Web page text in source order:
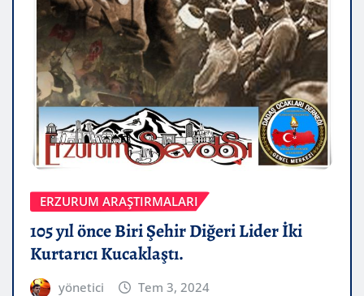
ERZURUM ARAŞTIRMALARI
105 yıl önce Biri Şehir Diğeri Lider İki
Kurtarıcı Kucaklaştı.
yönetici Tem 3, 2024